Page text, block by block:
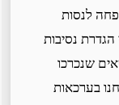
לנסות
נסיבות
שנכרכו
בערכאות